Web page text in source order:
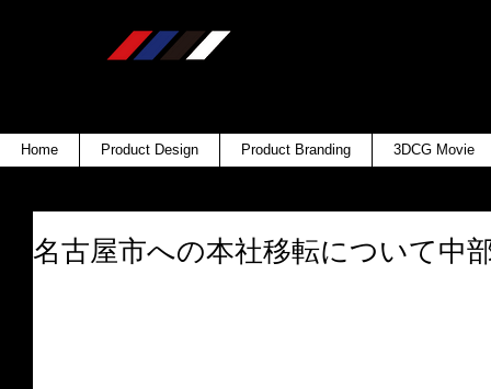
Home Product Design Product Branding 3DCG Movie
名古屋市への本社移転について中